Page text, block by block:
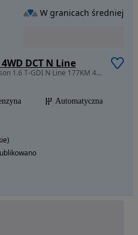
DCT N Line
1591 cm3 • 177 KM • Hyundai Tucson 1.6 T-GDI N Line 177KM 4WD DCT
Automatyczna
W granicach średniej